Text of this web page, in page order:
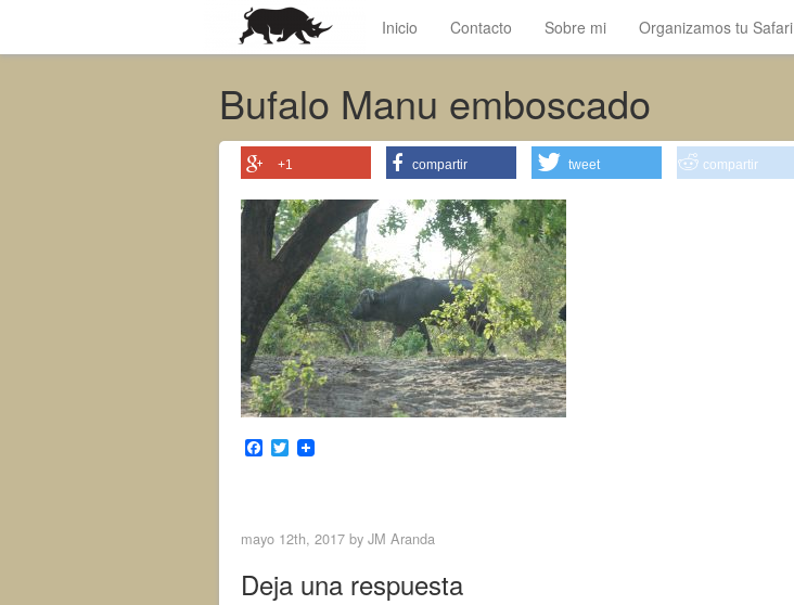
Inicio Contacto Sobre mi Organizamos tu Safari
Bufalo Manu emboscado
+1 compartir tweet compartir
F
a
o
o
T
w
e
r
mayo 12th, 2017 by JM Aranda
Deja una respuesta